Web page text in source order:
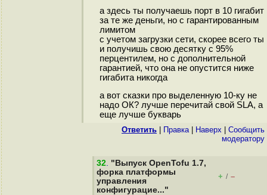
а здесь ты получаешь порт в 10 гигабит
за те же деньги, но с гарантированным
лимитом
с учетом загрузки сети, скорее всего ты
и получишь свою десятку с 95%
перцентилем, но с дополнительной
гарантией, что она не опустится ниже
гигабита никогда
а вот сказки про выделенную 10-ку не
надо ОК? лучше перечитай свой SLA, а
еще лучше букварь
Ответить Правка| Наверх
Cообщить
модератору
32. "Выпуск OpenTofu 1.7,
форка платформы
управления
конфигурацие..."
+ / –